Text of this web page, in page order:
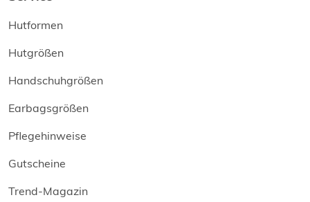
Hutformen
Hutgrößen
Handschuhgrößen
Earbagsgrößen
Pflegehinweise
Gutscheine
Trend-Magazin